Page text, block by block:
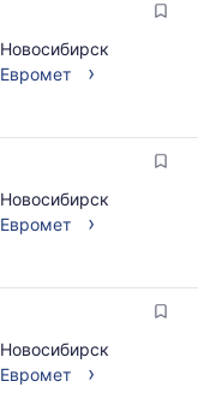
Новосибирск
Евромет
›
Новосибирск
Евромет
›
Новосибирск
Евромет
›